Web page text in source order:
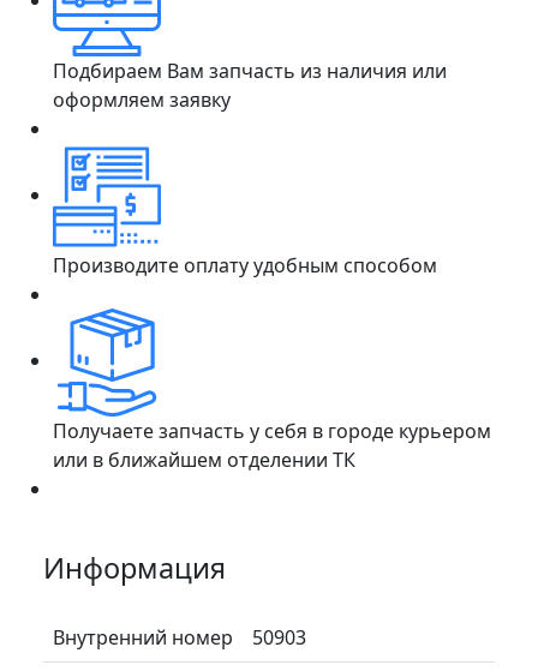
Подбираем Вам запчасть из наличия или
оформляем заявку
Производите оплату удобным способом
Получаете запчасть у себя в городе курьером
или в ближайшем отделении ТК
Информация
Внутренний номер
50903